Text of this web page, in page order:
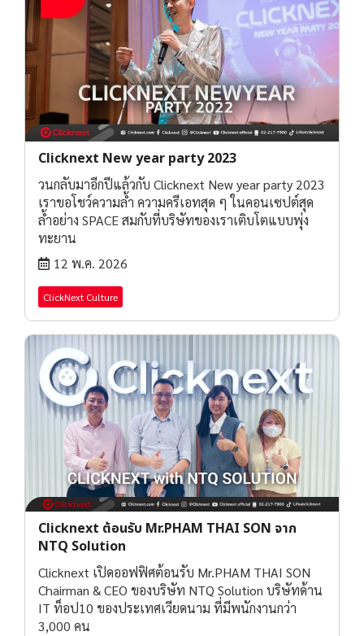
Clicknext New year party 2023
วนกลับมาอีกปีแล้วกับ Clicknext New year party 2023
เราขอโชว์ความล้ำ ความครีเอทสุด ๆ ในคอนเซปต์สุด
ล้ำอย่าง SPACE สมกับที่บริษัทของเราเติบโตแบบพุ่ง
ทะยาน
12 พ.ค. 2026
ClickNext Culture
Clicknext ต้อนรับ Mr.PHAM THAI SON จาก
NTQ Solution
Clicknext เปิดออฟฟิศต้อนรับ Mr.PHAM THAI SON
Chairman & CEO ของบริษัท NTQ Solution บริษัทด้าน
IT ท็อป10 ของประเทศเวียดนาม ที่มีพนักงานกว่า
3,000 คน